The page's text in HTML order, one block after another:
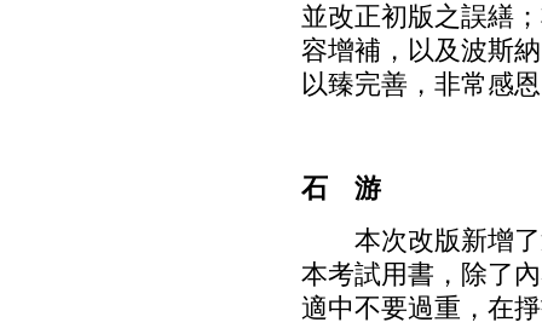
並改正初版之誤繕
容增補，以及波斯
以臻完善，非常感
石 游
本次改版新增了
本考試用書，除了
適中不要過重，在